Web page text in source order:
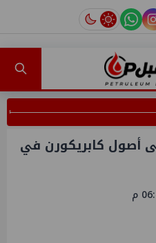
instagram
tiktok
أصول كابريكورن في